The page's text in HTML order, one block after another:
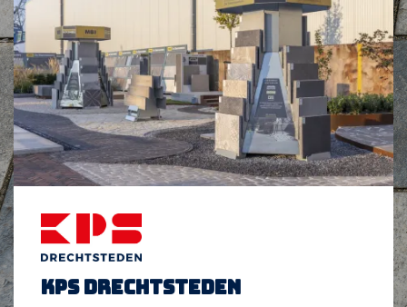
KPS Drechtsteden